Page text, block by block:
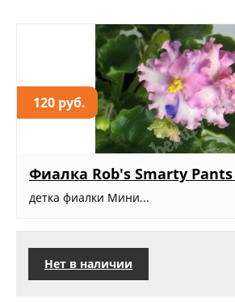
120 руб.
Фиалка Rob's Smarty Pants
детка фиалки Мини...
Нет в наличии